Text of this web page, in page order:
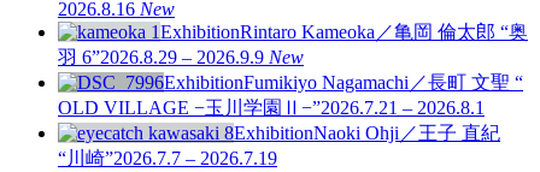
2026.8.16 New
ExhibitionRintaro Kameoka／亀岡 倫太郎 “奥
羽 6”2026.8.29 – 2026.9.9 New
ExhibitionFumikiyo Nagamachi／長町 文聖 “
OLD VILLAGE −玉川学園Ⅱ−”2026.7.21 – 2026.8.1
ExhibitionNaoki Ohji／王子 直紀
“川崎”2026.7.7 – 2026.7.19